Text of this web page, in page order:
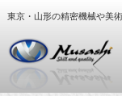
東京・山形の精密機械や美